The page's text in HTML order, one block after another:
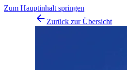
Zum Hauptinhalt springen
Zurück zur Übersicht